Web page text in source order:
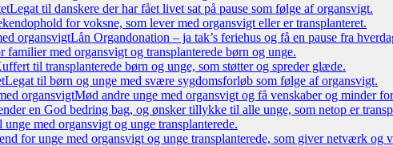
Legat til danskere der har fået livet sat på pause som følge af organsvigt.
for voksne, som lever med organsvigt eller er transplanteret.
organsvigtLån Organdonation – ja tak’s feriehus og få en pause fra
familier med organsvigt og transplanterede børn og unge.
til transplanterede børn og unge, som støtter og spreder glæde.
Legat til børn og unge med svære sygdomsforløb som følge af organsvigt.
organsvigtMød andre unge med organsvigt og få venskaber og minder
en God bedring bag, og ønsker tillykke til alle unge, som netop er
unge med organsvigt og unge transplanterede.
for unge med organsvigt og unge transplanterede, som giver netværk og